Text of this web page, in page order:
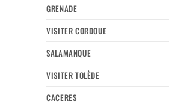
GRENADE
VISITER CORDOUE
SALAMANQUE
VISITER TOLÈDE
CACERES